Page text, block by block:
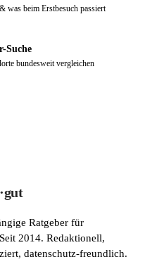
was beim Erstbesuch passiert
Suche
bundesweit vergleichen
Ratgeber für
2014. Redaktionell,
datenschutz-freundlich.